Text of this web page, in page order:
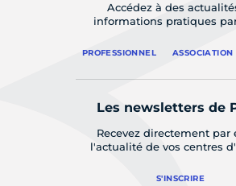
Accédez à des
informations pratiques
PROFESSIONNEL ASSOCIATION
Les newsletters de
Recevez directement par
l'actualité de vos centres
S'INSCRIRE